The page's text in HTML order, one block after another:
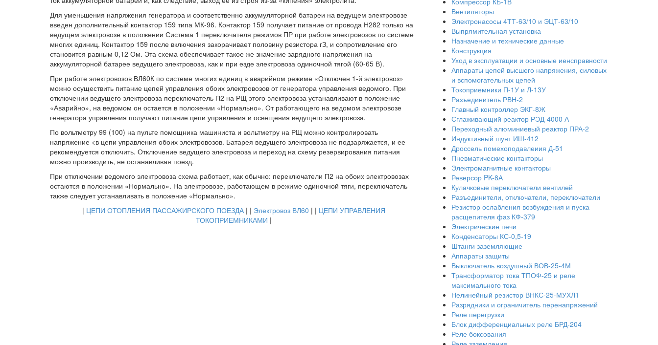
Для уменьшения напряжения генератора и соответственно аккумуляторной батареи на ведущем электровозе
введен дополнительный контактор 159 типа МК-96. Контактор 159 получает питание от провода Н282 только на
ведущем электровозе в положении Система 1 переключателя режимов ПР при работе электровозов по системе
многих единиц. Контактор 159 после включения закорачивает половину резистора гЗ, и сопротивление его
становится равным 0,12 Ом. Эта схема обеспечивает такое же значение зарядного напряжения на
аккумуляторной батарее ведущего электровоза, как и при езде электровоза одиночной тягой (60-65 В).
При работе электровозов ВЛ60К по системе многих единиц в аварийном режиме «Отключен 1-й электровоз»
можно осуществить питание цепей управления обоих электровозов от генератора управления ведомого. При
отключении ведущего электровоза переключатель П2 на РЩ этого электровоза устанавливают в положение
«Аварийно», на ведомом он остается в положении «Нормально». От работающего на ведомом электровозе
генератора управления получают питание цепи управления и освещения ведущего электровоза.
По вольтметру 99 (100) на пульте помощника машиниста и вольтметру на РЩ можно контролировать
напряжение <в цепи управления обоих электровозов. Батарея ведущего электровоза не подзаряжается, и ее
рекомендуется отключить. Отключение ведущего электровоза и переход на схему резервирования питания
можно производить, не останавливая поезд.
При отключении ведомого электровоза схема работает, как обычно: переключатели П2 на обоих электровозах
остаются в положении «Нормально». На электровозе, работающем в режиме одиночной тяги, переключатель
также следует устанавливать в положение «Нормально».
| ЦЕПИ ОТОПЛЕНИЯ ПАССАЖИРСКОГО ПОЕЗДА| | Электровоз ВЛ60 | | ЦЕПИ УПРАВЛЕНИЯ
ТОКОПРИЕМНИКАМИ |
Вентиляторы
Электронасосы 4ТТ-63/10 и ЭЦТ-63/10
Выпрямительная установка
Назначение и технические данные
Конструкция
Уход в эксплуатации и основные иенсправности
Аппараты цепей высшего напряжения, силовых
и вспомогательных цепей
Токоприемники П-1У и Л-13У
Разъединитель РВН-2
Главный контроллер ЭКГ-8Ж
Сглаживающий реактор РЭД-4000 А
Переходный алюминиевый реактор ПРА-2
Индуктивный шунт ИШ-412
Дроссель помехоподавлеиия Д-51
Пневматические контакторы
Электромагнитные контакторы
Реверсор PK-8А
Кулачковые переключатели вентилей
Разъединители, отключатели, переключатели
Резистор ослабления возбуждения и пуска
расщепителя фаз КФ-379
Электрические печи
Конденсаторы КС-0,5-19
Штанги заземляющие
Аппараты защиты
Выключатель воздушный ВОВ-25-4М
Трансформатор тока ТПОФ-25 и реле
максимального тока
Нелинейный резистор ВНКС-25-МУХЛ1
Разрядники и ограничитель перенапряжений
Реле перегрузки
Блок дифференциальных реле БРД-204
Реле боксования